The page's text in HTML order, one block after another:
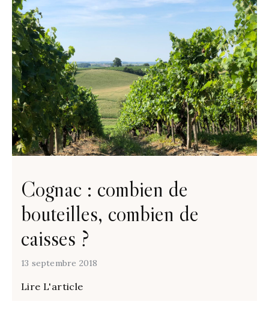
Cognac : combien de
bouteilles, combien de
caisses ?
13 septembre 2018
Lire L'article